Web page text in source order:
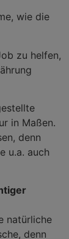
wie die
zu helfen,
in Maßen.
denn
u.a. auch
natürliche
denn